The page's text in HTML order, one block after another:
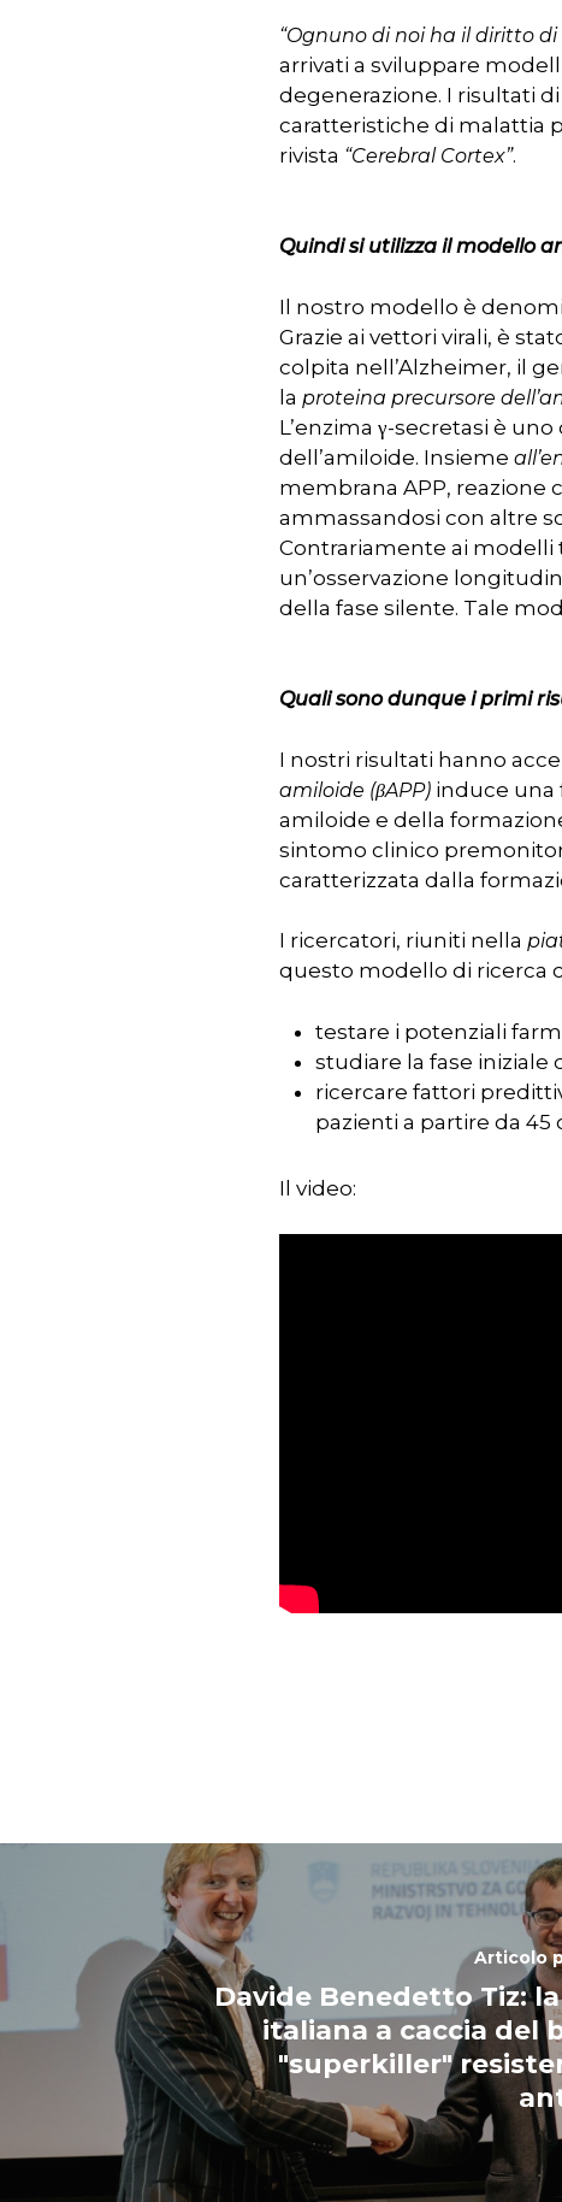
“Ognuno di noi ha il diritto di
arrivati a sviluppare
degenerazione. I risultati
caratteristiche di malattia
rivista “Cerebral Cortex”.
Quindi si utilizza il modello
Il nostro modello è
Grazie ai vettori virali, è
colpita nell’Alzheimer, il
la proteina precursore
L’enzima γ-secretasi è
dell’amiloide. Insieme
membrana APP, reazione
ammassandosi con altre
Contrariamente ai modelli
un’osservazione
della fase silente. Tale
Quali sono dunque i primi
I nostri risultati hanno
amiloide (βAPP) induce una
amiloide e della
sintomo clinico
caratterizzata dalla
I ricercatori, riuniti nella
questo modello di ricerca
testare i potenziali
studiare la fase
ricercare fattori
pazienti a partire da 45
Il video:
Articolo
Davide Benedetto Tiz:
italiana a caccia del
"superkiller"